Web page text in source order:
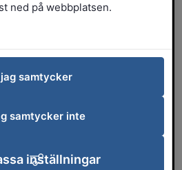
alltid något att göra
med din bebis, barn
finns virvelbassäng
rutschkana. Det finns
ned på webbplatsen.
samtycker
samtycker inte
inställningar